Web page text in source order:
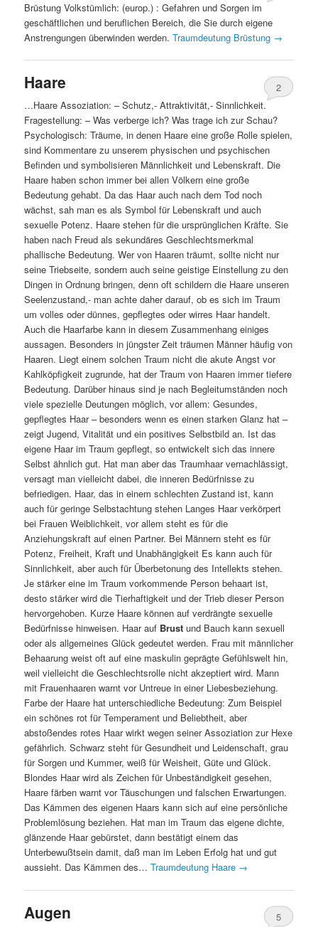
Brüstung Volkstümlich: (europ.) : Gefahren und Sorgen im
geschäftlichen und beruflichen Bereich, die Sie durch eigene
Anstrengungen überwinden werden.Traumdeutung Brüstung →
Haare
2
…Haare Assoziation: – Schutz,- Attraktivität,- Sinnlichkeit.
Fragestellung: – Was verberge ich? Was trage ich zur Schau?
Psychologisch: Träume, in denen Haare eine große Rolle spielen,
sind Kommentare zu unserem physischen und psychischen
Befinden und symbolisieren Männlichkeit und Lebenskraft. Die
Haare haben schon immer bei allen Völkern eine große
Bedeutung gehabt. Da das Haar auch nach dem Tod noch
wächst, sah man es als Symbol für Lebenskraft und auch
sexuelle Potenz. Haare stehen für die ursprünglichen Kräfte. Sie
haben nach Freud als sekundäres Geschlechtsmerkmal
phallische Bedeutung. Wer von Haaren träumt, sollte nicht nur
seine Triebseite, sondern auch seine geistige Einstellung zu den
Dingen in Ordnung bringen, denn oft schildern die Haare unseren
Seelenzustand,- man achte daher darauf, ob es sich im Traum
um volles oder dünnes, gepflegtes oder wirres Haar handelt.
Auch die Haarfarbe kann in diesem Zusammenhang einiges
aussagen. Besonders in jüngster Zeit träumen Männer häufig von
Haaren. Liegt einem solchen Traum nicht die akute Angst vor
Kahlköpfigkeit zugrunde, hat der Traum von Haaren immer tiefere
Bedeutung. Darüber hinaus sind je nach Begleitumständen noch
viele spezielle Deutungen möglich, vor allem: Gesundes,
gepflegtes Haar – besonders wenn es einen starken Glanz hat –
zeigt Jugend, Vitalität und ein positives Selbstbild an. Ist das
eigene Haar im Traum gepflegt, so entwickelt sich das innere
Selbst ähnlich gut. Hat man aber das Traumhaar vernachlässigt,
versagt man vielleicht dabei, die inneren Bedürfnisse zu
befriedigen. Haar, das in einem schlechten Zustand ist, kann
auch für geringe Selbstachtung stehen Langes Haar verkörpert
bei Frauen Weiblichkeit, vor allem steht es für die
Anziehungskraft auf einen Partner. Bei Männern steht es für
Potenz, Freiheit, Kraft und Unabhängigkeit Es kann auch für
Sinnlichkeit, aber auch für Überbetonung des Intellekts stehen.
Je stärker eine im Traum vorkommende Person behaart ist,
desto stärker wird die Tierhaftigkeit und der Trieb dieser Person
hervorgehoben. Kurze Haare können auf verdrängte sexuelle
Bedürfnisse hinweisen. Haar auf Brust und Bauch kann sexuell
oder als allgemeines Glück gedeutet werden. Frau mit männlicher
Behaarung weist oft auf eine maskulin geprägte Gefühlswelt hin,
weil vielleicht die Geschlechtsrolle nicht akzeptiert wird. Mann
mit Frauenhaaren warnt vor Untreue in einer Liebesbeziehung.
Farbe der Haare hat unterschiedliche Bedeutung: Zum Beispiel
ein schönes rot für Temperament und Beliebtheit, aber
abstoßendes rotes Haar wirkt wegen seiner Assoziation zur Hexe
gefährlich. Schwarz steht für Gesundheit und Leidenschaft, grau
für Sorgen und Kummer, weiß für Weisheit, Güte und Glück.
Blondes Haar wird als Zeichen für Unbeständigkeit gesehen,
Haare färben warnt vor Täuschungen und falschen Erwartungen.
Das Kämmen des eigenen Haars kann sich auf eine persönliche
Problemlösung beziehen. Hat man im Traum das eigene dichte,
glänzende Haar gebürstet, dann bestätigt einem das
Unterbewußtsein damit, daß man im Leben Erfolg hat und gut
aussieht. Das Kämmen des…Traumdeutung Haare →
Augen
5